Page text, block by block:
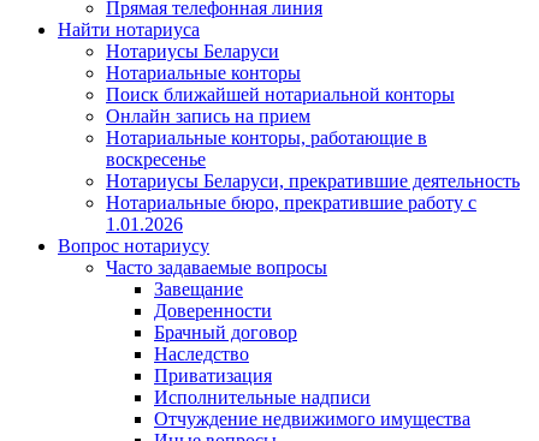
Прямая телефонная линия
Найти нотариуса
Нотариусы Беларуси
Нотариальные конторы
Поиск ближайшей нотариальной конторы
Онлайн запись на прием
Нотариальные конторы, работающие в
воскресенье
Нотариусы Беларуси, прекратившие деятельность
Нотариальные бюро, прекратившие работу с
1.01.2026
Вопрос нотариусу
Часто задаваемые вопросы
Завещание
Доверенности
Брачный договор
Наследство
Приватизация
Исполнительные надписи
Отчуждение недвижимого имущества